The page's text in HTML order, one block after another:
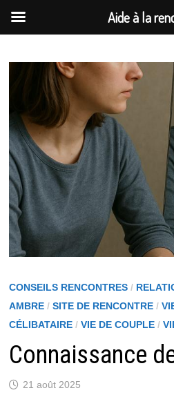
au
CONSEILS RENCONTRES/
AMBRE/ SITE DE RENCONTRE/
CÉLIBATAIRE/ VIE DE COUPLE/
Connaissance
21 août 2025
Aide à la